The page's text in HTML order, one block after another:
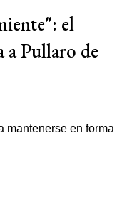
el
Pullaro de